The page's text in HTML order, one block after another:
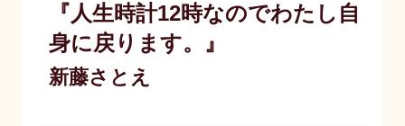
『人生時計12時なのでわたし自
身に戻ります。』
新藤さとえ